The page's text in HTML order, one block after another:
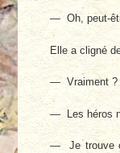
— Oh, peut-
Elle a cligné
— Vraiment ?
— Les héros
— Je trouve